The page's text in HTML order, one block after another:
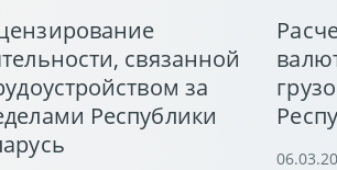
связанной
за
Республики